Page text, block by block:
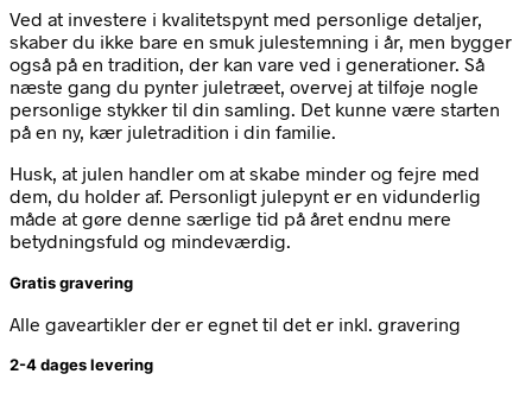
Ved at investere i kvalitetspynt med personlige detaljer,
skaber du ikke bare en smuk julestemning i år, men bygger
også på en tradition, der kan vare ved i generationer. Så
næste gang du pynter juletræet, overvej at tilføje nogle
personlige stykker til din samling. Det kunne være starten
på en ny, kær juletradition i din familie.
Husk, at julen handler om at skabe minder og fejre med
dem, du holder af. Personligt julepynt er en vidunderlig
måde at gøre denne særlige tid på året endnu mere
betydningsfuld og mindeværdig.
Gratis gravering
Alle gaveartikler der er egnet til det er inkl. gravering
2-4 dages levering